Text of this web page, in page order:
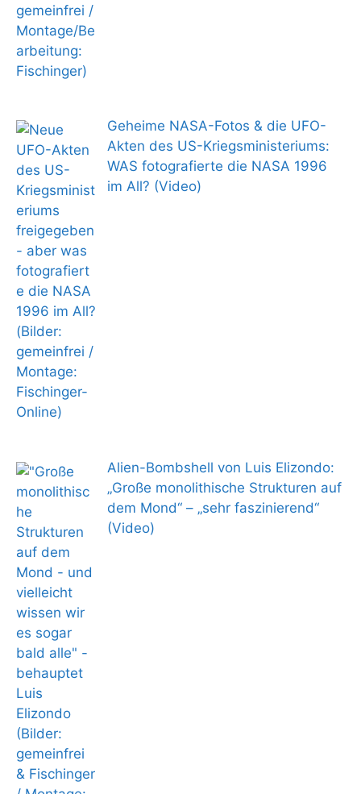
Geheime NASA-Fotos & die UFO-
Akten des US-Kriegsministeriums:
WAS fotografierte die NASA 1996
im All? (Video)
Alien-Bombshell von Luis Elizondo:
„Große monolithische Strukturen auf
dem Mond“ – „sehr faszinierend“
(Video)